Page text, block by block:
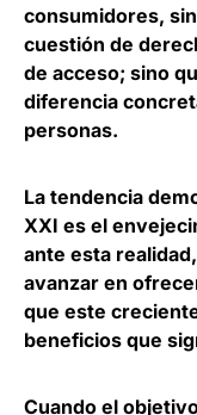
consumidores,
cuestión de
de acceso; sino
diferencia
personas.
La tendencia
XXI es el
ante esta
avanzar en
que este
beneficios que
Cuando el